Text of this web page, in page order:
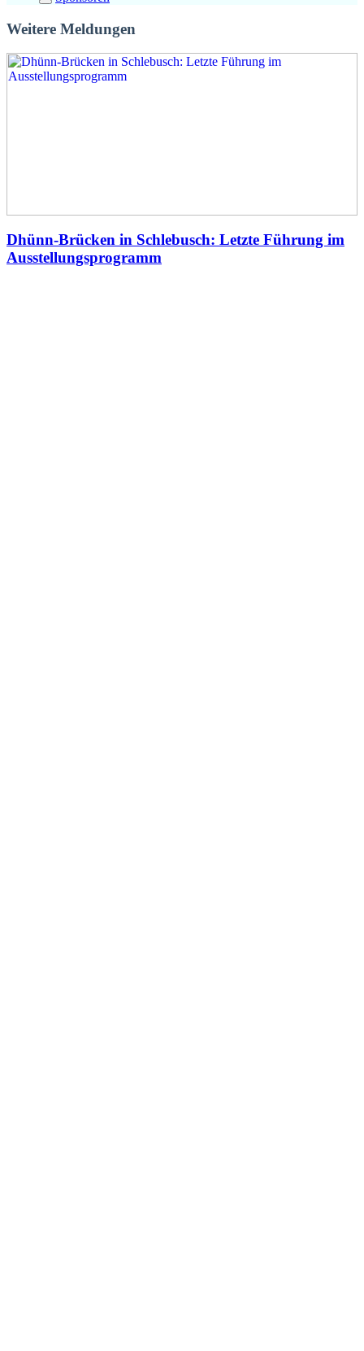
Weitere Meldungen
Dhünn-Brücken in Schlebusch: Letzte Führung im
Ausstellungsprogramm